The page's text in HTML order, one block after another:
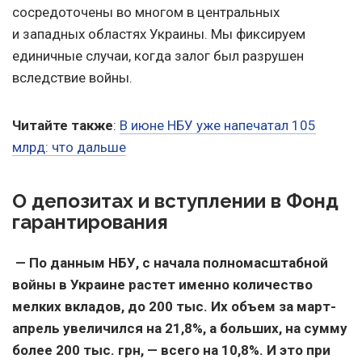
сосредоточены во многом в центральных
и западных областях Украины. Мы фиксируем
единичные случаи, когда залог был разрушен
вследствие войны.
Читайте также: В июне НБУ уже напечатал 105
млрд: что дальше
О депозитах и вступлении в Фонд
гарантирования
— По данным НБУ, с начала полномасштабной
войны в Украине растет именно количество
мелких вкладов, до 200 тыс. Их объем за март-
апрель увеличился на 21,8%, а больших, на сумму
более 200 тыс. грн, — всего на 10,8%. И это при